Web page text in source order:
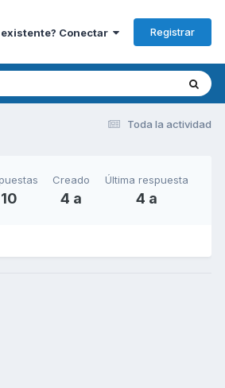
Conectar Registrar
Toda la actividad
10
Creado
4 a
Última respuesta
4 a